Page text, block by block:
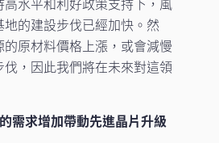
的建設步伐已經加快。然
原材料價格上漲，或會減慢
，因此我們將在未來對這領
需求增加帶動先進晶片升級